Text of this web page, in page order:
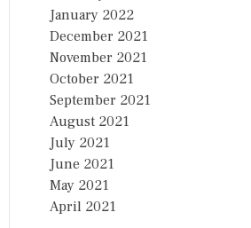
January 2022
December 2021
November 2021
October 2021
September 2021
August 2021
July 2021
June 2021
May 2021
April 2021